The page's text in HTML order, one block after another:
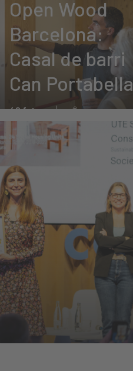
Open Wood
Barcelona:
Casal de barri
Can Portabella
42 fotos